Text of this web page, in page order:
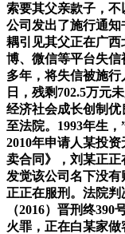
索要其父亲款子，
公司发出了施行通
耦引见其父正在广
博、微信等平台失
多年，将失信被施行
日，残剩702.5万元
经济社会成长创制
至法院。1993年生
2010年申请人某投
卖合同》，刘某正正
发觉该公司名下没
正正在服刑。法院
（2016）晋刑终
火罪，正在白某家